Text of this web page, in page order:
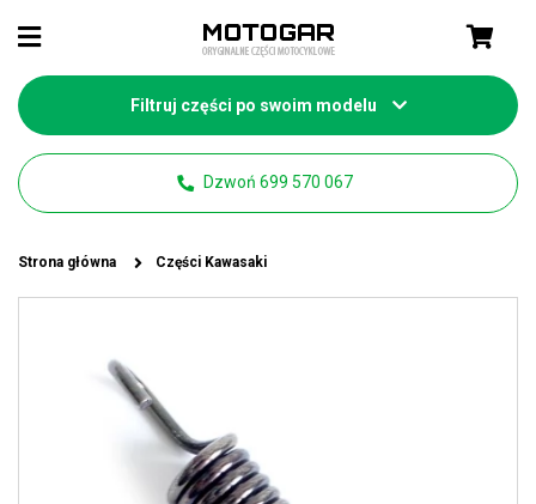
Filtruj części po swoim modelu
Dzwoń 699 570 067
Strona główna Części Kawasaki